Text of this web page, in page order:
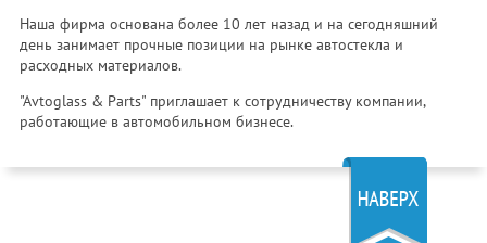
Наша фирма основана более 10 лет назад и на сегодняшний
день занимает прочные позиции на рынке автостекла и
расходных материалов.
"Avtoglass & Parts" приглашает к сотрудничеству компании,
работающие в автомобильном бизнесе.